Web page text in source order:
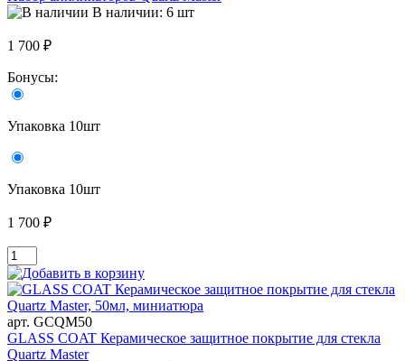
В наличии: 6 шт
1 700 ₽
Бонусы:
Упаковка 10шт
Упаковка 10шт
1 700 ₽
арт. GCQM50
GLASS COAT Керамическое защитное покрытие для стекла
Quartz Master